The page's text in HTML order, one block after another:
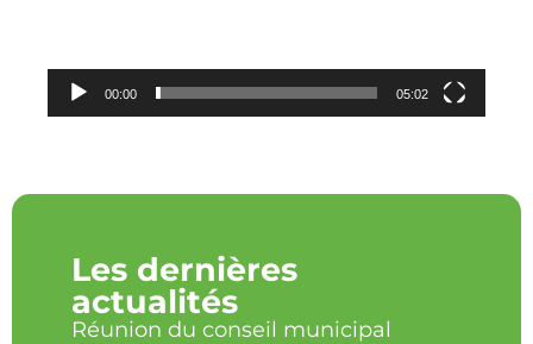
00:00 05:02
Les dernières
actualités
Réunion du conseil municipal